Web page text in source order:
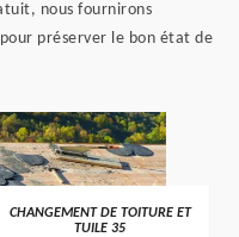
nous fournirons
préserver le bon état de
CHANGEMENT DE TOITURE ET
TUILE 35